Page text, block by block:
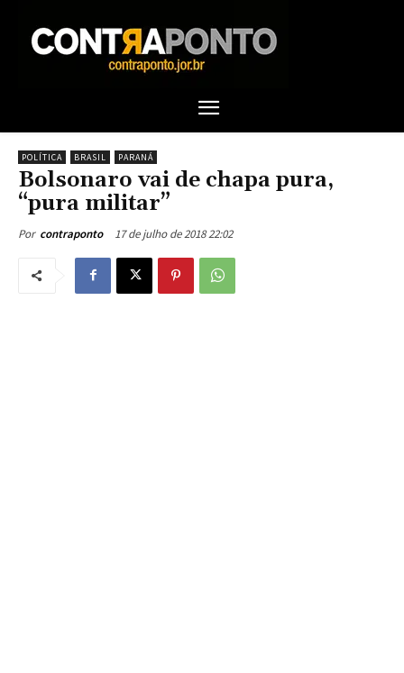
POLÍTICA BRASIL PARANÁ
Bolsonaro vai de chapa pura,
“pura militar”
Por contraponto 17 de julho de 2018 22:02